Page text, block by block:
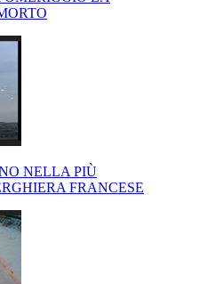
NELLA PIÙ
FRANCESE